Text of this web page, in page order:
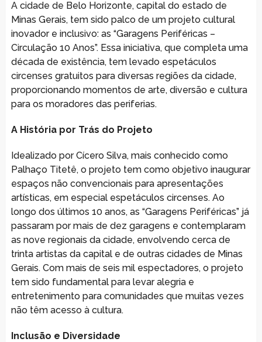
A cidade de Belo Horizonte, capital do estado de
Minas Gerais, tem sido palco de um projeto cultural
inovador e inclusivo: as “Garagens Periféricas –
Circulação 10 Anos”. Essa iniciativa, que completa uma
década de existência, tem levado espetáculos
circenses gratuitos para diversas regiões da cidade,
proporcionando momentos de arte, diversão e cultura
para os moradores das periferias.
A História por Trás do Projeto
Idealizado por Cícero Silva, mais conhecido como
Palhaço Titetê, o projeto tem como objetivo inaugurar
espaços não convencionais para apresentações
artísticas, em especial espetáculos circenses. Ao
longo dos últimos 10 anos, as “Garagens Periféricas” já
passaram por mais de dez garagens e contemplaram
as nove regionais da cidade, envolvendo cerca de
trinta artistas da capital e de outras cidades de Minas
Gerais. Com mais de seis mil espectadores, o projeto
tem sido fundamental para levar alegria e
entretenimento para comunidades que muitas vezes
não têm acesso à cultura.
Inclusão e Diversidade